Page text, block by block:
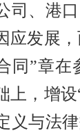
司、港
应发展
同”章在
上，增设
义与法